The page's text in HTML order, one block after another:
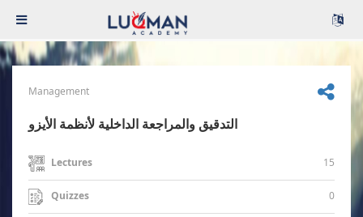
Management
التدقيق والمراجعة الداخلية لأنظمة الأيزو
Lectures 15
Quizzes 0